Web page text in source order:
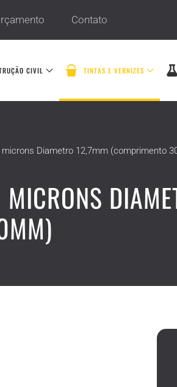
Contato
CIVIL TINTAS E VERNIZES
Diametro 12,7mm (comprimento